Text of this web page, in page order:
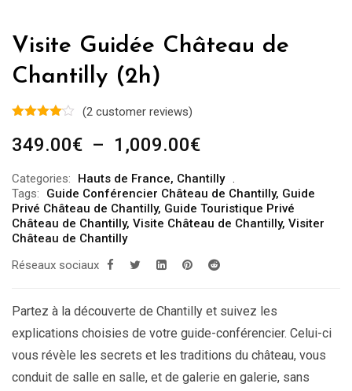
Visite Guidée Château de
Chantilly (2h)
(2 customer reviews)
349.00€ – 1,009.00€Plage
prix :
349.00€
à
1,009.00€
Categories: Hauts de France, Chantilly
Tags:
Guide Conférencier Château de Chantilly, Guide
Privé Château de Chantilly, Guide Touristique Privé
Château de Chantilly, Visite Château de Chantilly, Visiter
Château de Chantilly
Réseaux sociaux
Partez à la découverte de Chantilly et suivez les
explications choisies de votre guide-conférencier. Celui-ci
vous révèle les secrets et les traditions du château, vous
conduit de salle en salle, et de galerie en galerie, sans